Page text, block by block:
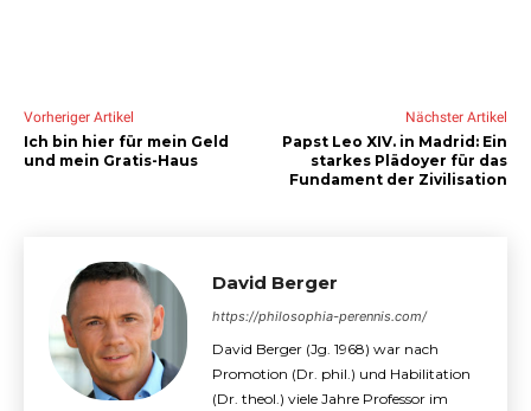
Vorheriger Artikel
Ich bin hier für mein Geld
und mein Gratis-Haus
Nächster Artikel
Papst Leo XIV. in Madrid: Ein
starkes Plädoyer für das
Fundament der Zivilisation
David Berger
https://philosophia-perennis.com/
David Berger (Jg. 1968) war nach
Promotion (Dr. phil.) und Habilitation
(Dr. theol.) viele Jahre Professor im